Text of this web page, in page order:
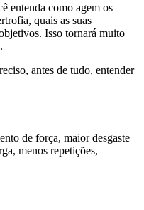
entenda como agem os
quais as suas
Isso tornará muito
antes de tudo, entender
de força, maior desgaste
menos repetições,